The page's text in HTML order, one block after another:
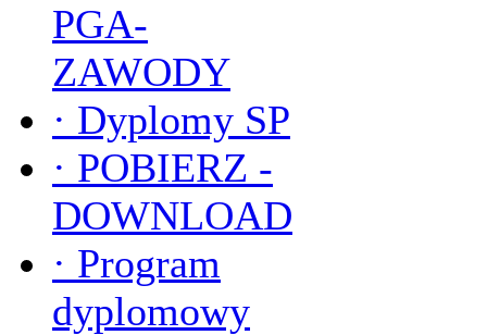
PGA-
ZAWODY
· Dyplomy SP
· POBIERZ -
DOWNLOAD
· Program
dyplomowy